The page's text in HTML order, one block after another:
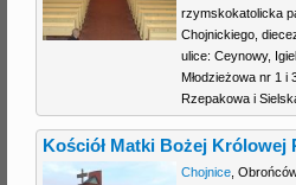
rzymskokatolicka
Chojnickiego,
ulice: Ceynowy,
Młodzieżowa nr 1 i
Rzepakowa i Sielska
Kościół Matki Bożej Królowej
Chojnice,